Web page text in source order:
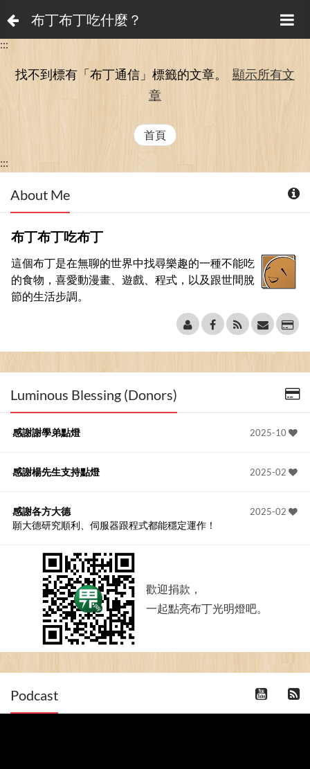
布丁布丁吃什麼？
:::
找不到標有「布丁通信」標籤的文章。
顯示所有文
章
首頁
:::
About Me
布丁布丁吃布丁
這個布丁是在無聊的世界中找尋樂趣的一種不能吃
的食物，喜愛動漫畫、遊戲、程式，以及跟世間脫
節的生活步調。
Luminous Blessing (Donors)
2025-10
感謝謝學弟點燈
2025-02
感謝楊先生支持點燈
2025-02
感謝各方大德
願大德研究順利、伺服器跟程式都能穩定運作！
歡迎捐款，
一起點亮布丁光明燈吧。
Podcast